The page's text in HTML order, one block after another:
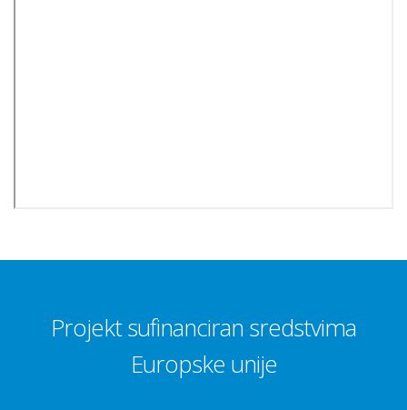
Projekt sufinanciran sredstvima
Europske unije